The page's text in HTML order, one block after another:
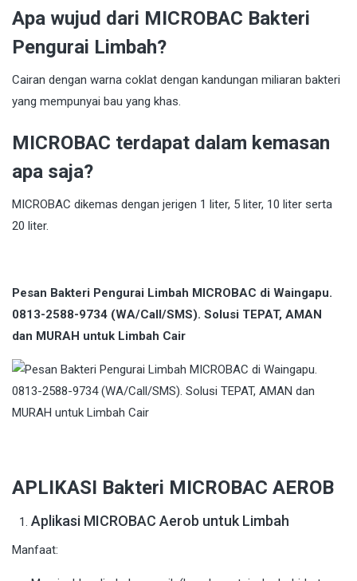
Apa wujud dari MICROBAC Bakteri
Pengurai Limbah?
Cairan dengan warna coklat dengan kandungan miliaran bakteri
yang mempunyai bau yang khas.
MICROBAC terdapat dalam kemasan
apa saja?
MICROBAC dikemas dengan jerigen 1 liter, 5 liter, 10 liter serta
20 liter.
Pesan Bakteri Pengurai Limbah MICROBAC di Waingapu.
0813-2588-9734 (WA/Call/SMS). Solusi TEPAT, AMAN
dan MURAH untuk Limbah Cair
APLIKASI Bakteri MICROBAC AEROB
Aplikasi MICROBAC Aerob untuk Limbah
Manfaat: